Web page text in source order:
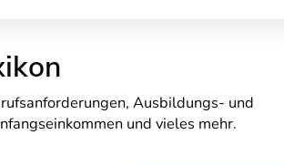
Ausbildungs- und
und vieles mehr.